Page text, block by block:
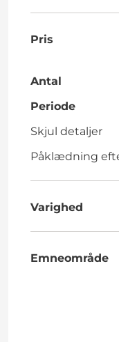
Pris
Antal
Periode
Skjul detaljer
Påklædning
Varighed
Emneområde